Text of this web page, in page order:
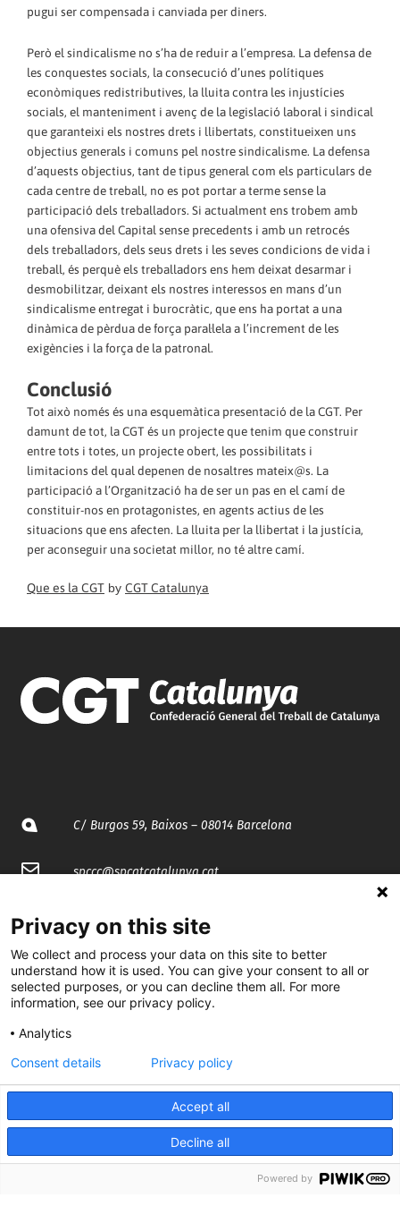
pugui ser compensada i canviada per diners.
Però el sindicalisme no s’ha de reduir a l’empresa. La defensa de
les conquestes socials, la consecució d’unes polítiques
econòmiques redistributives, la lluita contra les injustícies
socials, el manteniment i avenç de la legislació laboral i sindical
que garanteixi els nostres drets i llibertats, constitueixen uns
objectius generals i comuns pel nostre sindicalisme. La defensa
d’aquests objectius, tant de tipus general com els particulars de
cada centre de treball, no es pot portar a terme sense la
participació dels treballadors. Si actualment ens trobem amb
una ofensiva del Capital sense precedents i amb un retrocés
dels treballadors, dels seus drets i les seves condicions de vida i
treball, és perquè els treballadors ens hem deixat desarmar i
desmobilitzar, deixant els nostres interessos en mans d’un
sindicalisme entregat i burocràtic, que ens ha portat a una
dinàmica de pèrdua de força paral·lela a l’increment de les
exigències i la força de la patronal.
Conclusió
Tot això només és una esquemàtica presentació de la CGT. Per
damunt de tot, la CGT és un projecte que tenim que construir
entre tots i totes, un projecte obert, les possibilitats i
limitacions del qual depenen de nosaltres mateix@s. La
participació a l’Organització ha de ser un pas en el camí de
constituir-nos en protagonistes, en agents actius de les
situacions que ens afecten. La lluita per la llibertat i la justícia,
per aconseguir una societat millor, no té altre camí.
Que es la CGT by CGT Catalunya
C/ Burgos 59, Baixos – 08014 Barcelona
spccc@spcgtcatalunya.cat
@CGTCatalunya
cgtcatalunya
CGTCatalunya
cgtcatalunya
Desenvolupat per
Privacy on this site
We collect and process your data on this site to better
understand how it is used. You can give your consent to all or
selected purposes, or you can decline them all. For more
information, see our privacy policy.
Analytics
Accept all
Decline all
Consent details Privacy policy
Powered by